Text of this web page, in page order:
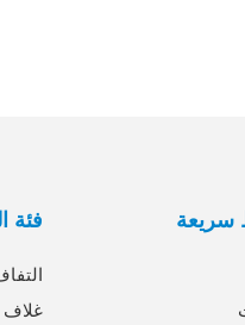
سريعة فئة
غلاف